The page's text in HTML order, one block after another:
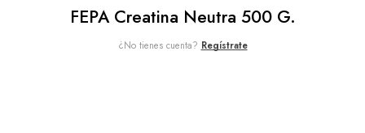
FEPA Creatina Neutra 500 G.
¿No tienes cuenta? Regístrate